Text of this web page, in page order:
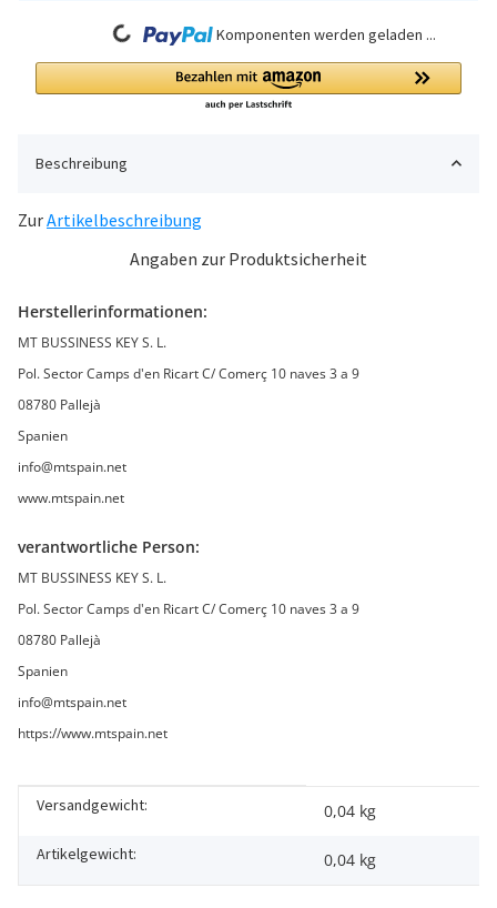
Loading... Komponenten werden geladen ...
Beschreibung
ZurArtikelbeschreibung
Angaben zur Produktsicherheit
Herstellerinformationen:
MT BUSSINESS KEY S. L.
Pol. Sector Camps d'en Ricart C/ Comerç 10 naves 3 a 9
08780 Pallejà
Spanien
info@mtspain.net
www.mtspain.net
verantwortliche Person:
MT BUSSINESS KEY S. L.
Pol. Sector Camps d'en Ricart C/ Comerç 10 naves 3 a 9
08780 Pallejà
Spanien
info@mtspain.net
https://www.mtspain.net
Produkteigenschaft
Wert
Versandgewicht: 0,04 kg
Artikelgewicht: 0,04 kg